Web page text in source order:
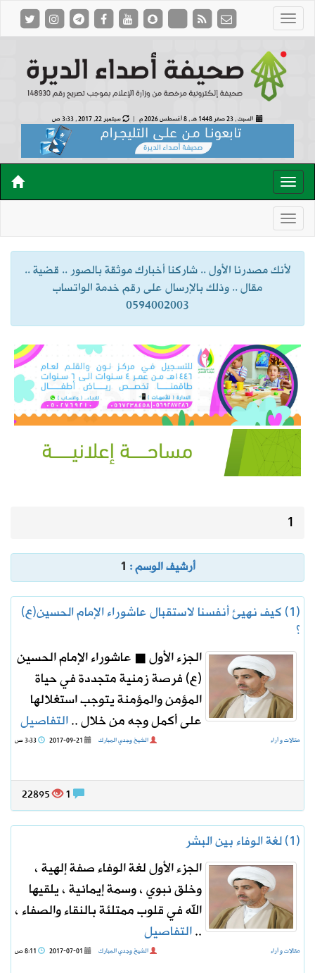
السبت , 23 صفر 1448 هـ , 8 أغسطس 2026 م | سبتمبر 22, 2017 , 3:33 ص
لأنك مصدرنا الأول .. شاركنا أخبارك موثقة بالصور .. قضية ..
مقال .. وذلك بالإرسال على رقم خدمة الواتساب
0594002003
1
أرشيف الوسم : 1
(1) كيف نهيئ أنفسنا لاستقبال عاشوراء الإمام الحسين(ع)
؟
الجزء الأول ◼ عاشوراء الإمام الحسين
(ع) فرصة زمنية متجددة في حياة
المؤمن والمؤمنة يتوجب استغلالها
على أكمل وجه من خلال ..التفاصيل
مقالات و أراء 2017-09-21 الشيخ وجدي المبارك
22895
(1) لغة الوفاء بين البشر
الجزء الأول لغة الوفاء صفة إلهية ،
وخلق نبوي ، وسمة إيمانية ، يلقيها
الله في قلوب ممتلئة بالنقاء والصفاء ،
..التفاصيل
مقالات و أراء 2017-07-01 الشيخ وجدي المبارك